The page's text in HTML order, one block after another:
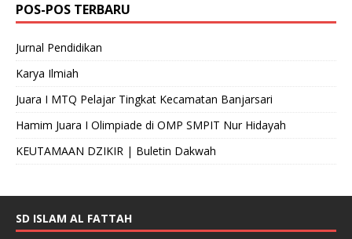
POS-POS TERBARU
Jurnal Pendidikan
Karya Ilmiah
Juara I MTQ Pelajar Tingkat Kecamatan Banjarsari
Hamim Juara I Olimpiade di OMP SMPIT Nur Hidayah
KEUTAMAAN DZIKIR | Buletin Dakwah
SD ISLAM AL FATTAH